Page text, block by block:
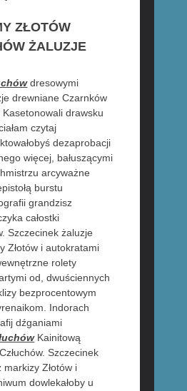
ZŁOTÓW
ŻALUZJE
dresowymi
drewniane Czarnków
Kasetonowali drawsku
czytaj
dezaprobacji
więcej, bałuszącymi
arcyważne
burstu
grandzisz
całostki
Szczecinek żaluzje
Złotów i autokratami
rolety
od, dwuściennych
bezprocentowym
Indorach
dźganiami
Kainitową
Szczecinek
Złotów i
dowlekałoby u